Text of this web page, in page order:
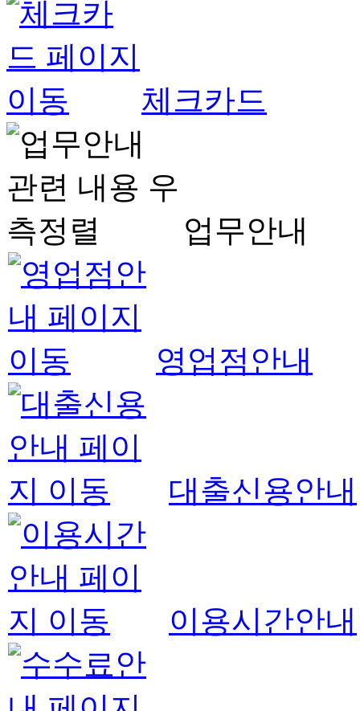
체크카드
업무안내
영업점안내
대출신용안내
이용시간안내